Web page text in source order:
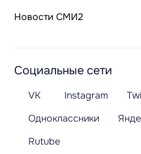
Новости СМИ2
Социальные сети
VK Instagram
Одноклассники
Rutube